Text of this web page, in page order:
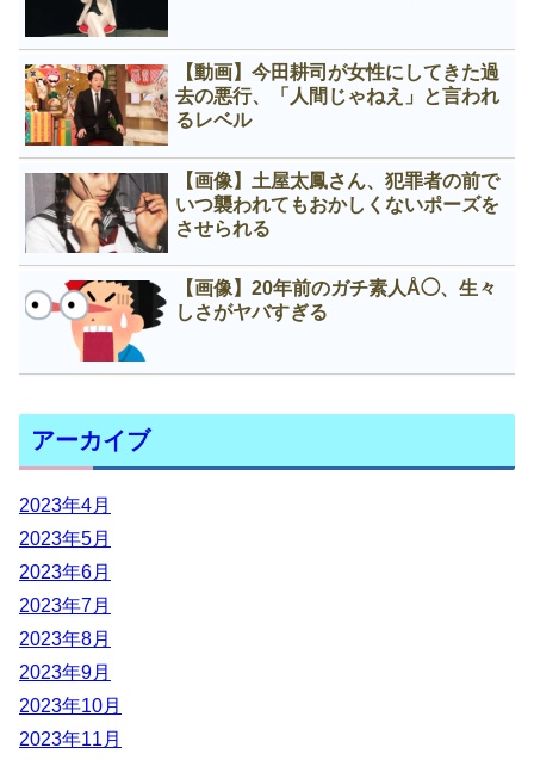
【動画】今田耕司が女性にしてきた過
去の悪行、「人間じゃねえ」と言われ
るレベル
【画像】土屋太鳳さん、犯罪者の前で
いつ襲われてもおかしくないポーズを
させられる
【画像】20年前のガチ素人Å◯、生々
しさがヤバすぎる
アーカイブ
2023年4月
2023年5月
2023年6月
2023年7月
2023年8月
2023年9月
2023年10月
2023年11月